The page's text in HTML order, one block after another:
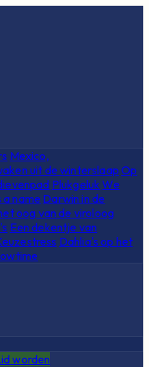
Mexico,
uit de winterslaap Op
Plukgeluk We
a name Darwin in de
oog van de viroloog
Een dekentje van
Dahlia's op het
worden